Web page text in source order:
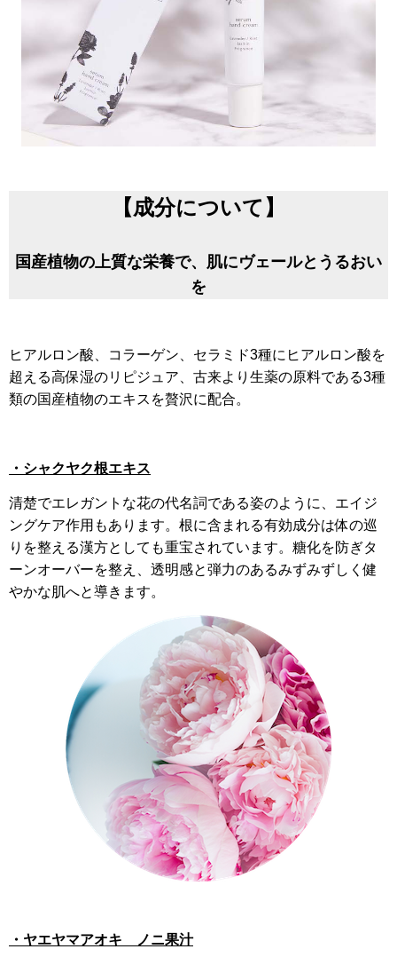
【成分について】
国産植物の上質な栄養で、肌にヴェールとうるおい
を
ヒアルロン酸、コラーゲン、セラミド3種にヒアルロン酸を
超える高保湿のリピジュア、古来より生薬の原料である3種
類の国産植物のエキスを贅沢に配合。
・シャクヤク根エキス
清楚でエレガントな花の代名詞である姿のように、エイジ
ングケア作用もあります。根に含まれる有効成分は体の巡
りを整える漢方としても重宝されています。糖化を防ぎタ
ーンオーバーを整え、透明感と弾力のあるみずみずしく健
やかな肌へと導きます。
・ヤエヤマアオキ ノニ果汁